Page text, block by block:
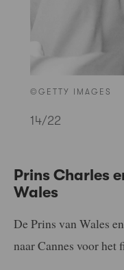
©GETTY IMAGES
14/22
Prins Charles
Wales
De Prins van Wales
naar Cannes voor